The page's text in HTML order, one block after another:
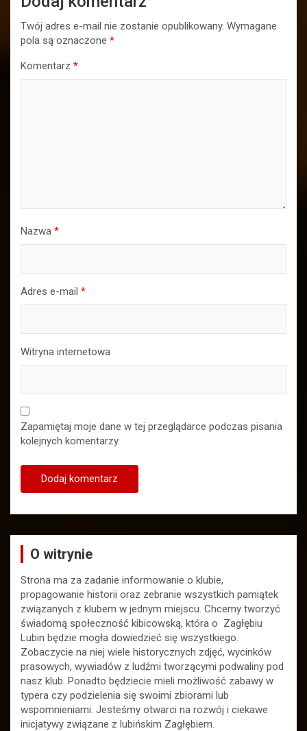
Twój adres e-mail nie zostanie opublikowany. Wymagane
pola są oznaczone *
Komentarz *
Nazwa *
Adres e-mail *
Witryna internetowa
Zapamiętaj moje dane w tej przeglądarce podczas pisania
kolejnych komentarzy.
O witrynie
Strona ma za zadanie informowanie o klubie,
propagowanie historii oraz zebranie wszystkich pamiątek
związanych z klubem w jednym miejscu. Chcemy tworzyć
świadomą społeczność kibicowską, która o Zagłębiu
Lubin będzie mogła dowiedzieć się wszystkiego.
Zobaczycie na niej wiele historycznych zdjęć, wycinków
prasowych, wywiadów z ludźmi tworzącymi podwaliny pod
nasz klub. Ponadto będziecie mieli możliwość zabawy w
typera czy podzielenia się swoimi zbiorami lub
wspomnieniami. Jesteśmy otwarci na rozwój i ciekawe
inicjatywy związane z lubińskim Zagłębiem.